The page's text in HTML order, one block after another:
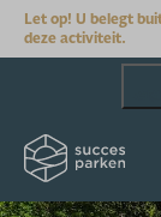
Let op! U belegt
deze activiteit.